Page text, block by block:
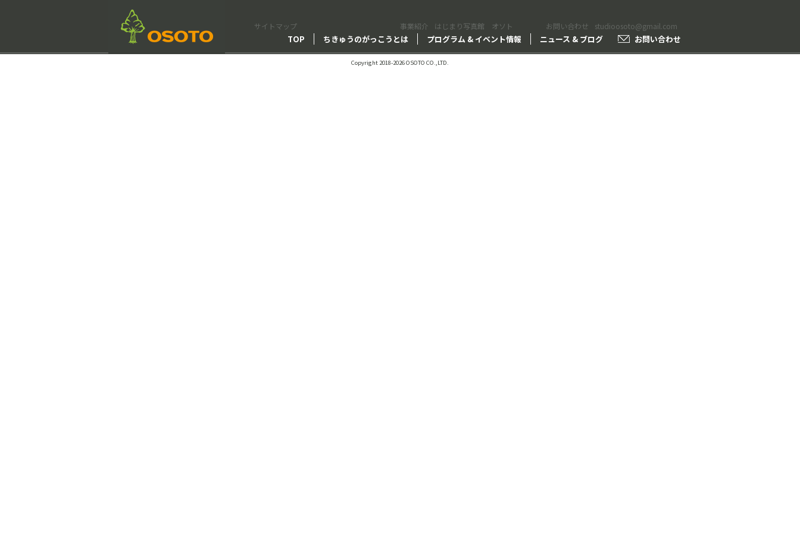
TOP ちきゅうのがっこうとは プログラム & イベント情報 ニュース & ブログ お問い合わせ
会社情報 サイトマップ 事業紹介 はじまり写真館 オソト お問い合わせ studioosoto@gmail.com
Copyright 2018-2026 OSOTO CO.,LTD.